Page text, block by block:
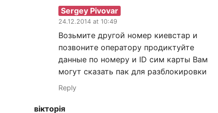
Sergey Pivovar
24.12.2014 at 10:49
Возьмите другой номер киевстар и
позвоните оператору продиктуйте
данные по номеру и ID сим карты Вам
могут сказать пак для разблокировки
Reply
вікторія